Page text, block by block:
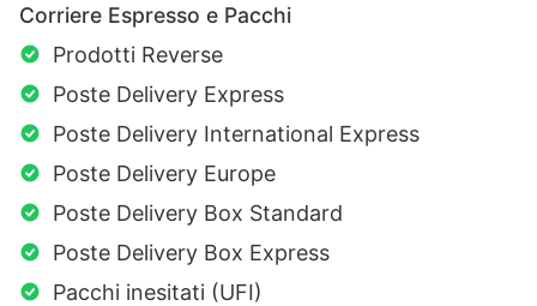
Corriere Espresso e Pacchi
Prodotti Reverse
Poste Delivery Express
Poste Delivery International Express
Poste Delivery Europe
Poste Delivery Box Standard
Poste Delivery Box Express
Pacchi inesitati (UFI)